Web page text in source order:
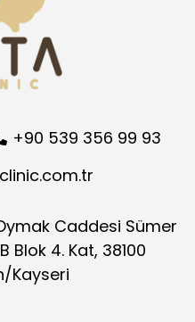
+90 539 356 99 93
Caddesi Sümer
Blok 4. Kat, 38100
Kayseri